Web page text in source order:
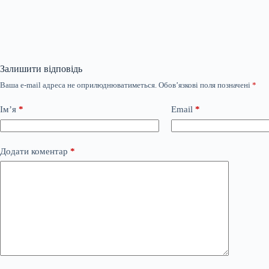
Залишити відповідь
Ваша e-mail адреса не оприлюднюватиметься. Обов’язкові поля позначені *
Ім’я * Email *
Додати коментар *